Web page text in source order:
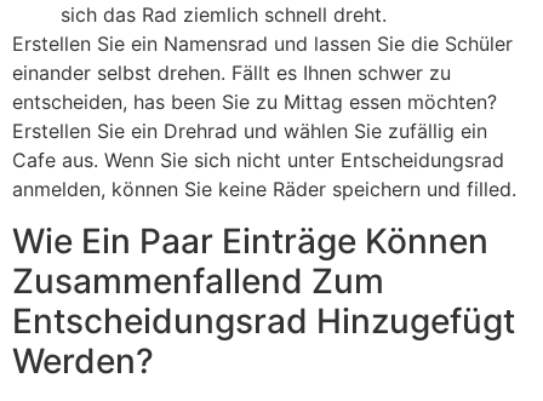
sich das Rad ziemlich schnell dreht.
Erstellen Sie ein Namensrad und lassen Sie die Schüler
einander selbst drehen. Fällt es Ihnen schwer zu
entscheiden, has been Sie zu Mittag essen möchten?
Erstellen Sie ein Drehrad und wählen Sie zufällig ein
Cafe aus. Wenn Sie sich nicht unter Entscheidungsrad
anmelden, können Sie keine Räder speichern und filled.
Wie Ein Paar Einträge Können
Zusammenfallend Zum
Entscheidungsrad Hinzugefügt
Werden?